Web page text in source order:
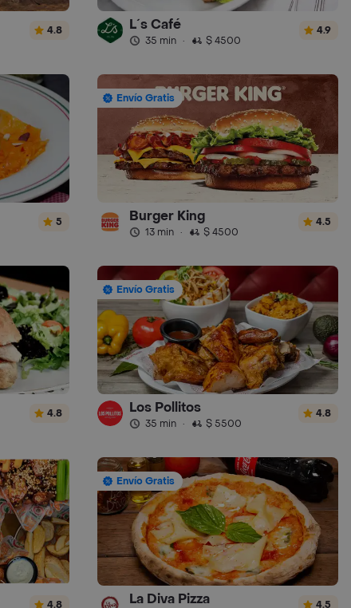
4.8 L´s Café
35 min · $ 4500
4.9
5
Envío Gratis
Burger King
13 min · $ 4500
4.5
4.8
Envío Gratis
Los Pollitos
35 min · $ 5500
4.8
4.8
Envío Gratis
La Diva Pizza 4.5